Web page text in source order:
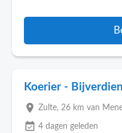
Koerier -
place Zulte, 26 km van
event_available 4 dagen geleden